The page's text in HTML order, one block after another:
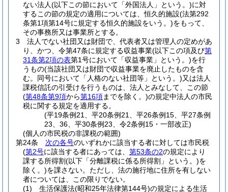
ない法人(以下この節において「外国法人」という。)に対
するこの節の規定の適用については、恒久的施設(法第292
条第1項第14号に規定する恒久的施設をいう。)をもって、
その事務所又は事業所とする。
3
法人でない社団又は財団で、代表者又は管理人の定めがあ
り、かつ、令第47条に規定する収益事業(以下この項及び第
31条第2項の表第1号において「収益事業」という。)を行
うもの(当該社団又は財団で収益事業を廃止したものを含
む。同号において「人格のない社団等」という。)又は法人
課税信託の引受けを行うものは、法人とみなして、この節
(第48条第9項から第16項までを除く。)の規定中法人の市民
税に関する規定を適用する。
(平19条例21、平20条例21、平26条例15、平27条例
23、36、平30条例23、令2条例15・一部改正)
(個人の市民税の非課税の範囲)
第24条
次の各号のいずれかに該当する者に対しては市民税
(第2号に該当する者にあっては、 第53条の2の規定により
課する所得割(以下「分離課税に係る所得割」という。)を
除く。)を課さない。 ただし、法の施行地に住所を有しない
者については、この限りでない。
(1)
生活保護法(昭和25年法律第144号)の規定による生活